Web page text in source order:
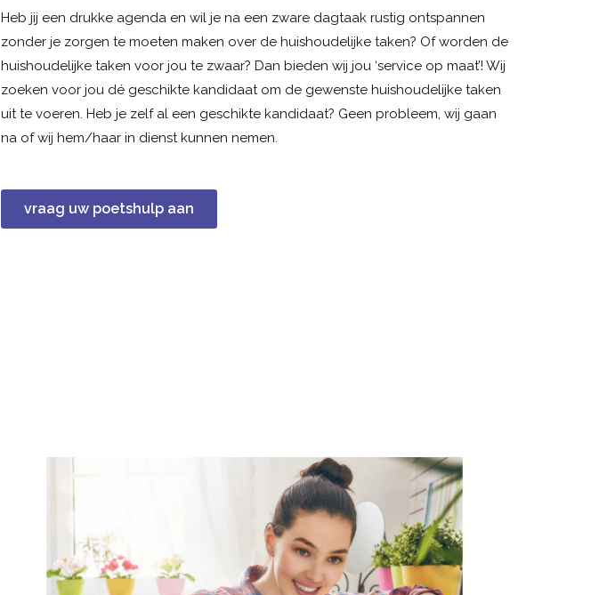
Heb jij een drukke agenda en wil je na een zware dagtaak rustig ontspannen
zonder je zorgen te moeten maken over de huishoudelijke taken? Of worden de
huishoudelijke taken voor jou te zwaar? Dan bieden wij jou ‘service op maat’! Wij
zoeken voor jou dé geschikte kandidaat om de gewenste huishoudelijke taken
uit te voeren. Heb je zelf al een geschikte kandidaat? Geen probleem, wij gaan
na of wij hem/haar in dienst kunnen nemen.
vraag uw poetshulp aan